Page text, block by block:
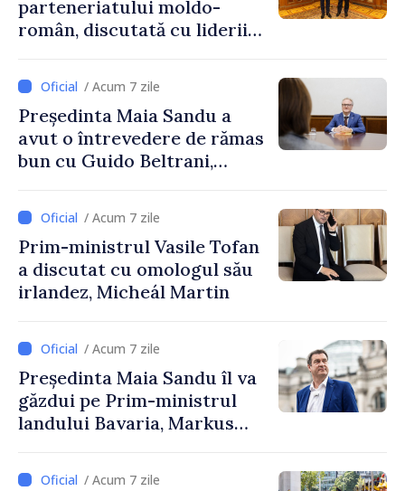
parteneriatului moldo-
român, discutată cu liderii
/ Acum 7 zile
Președinta Maia Sandu a
avut o întrevedere de rămas
bun cu Guido Beltrani,
Cooperare al Elveției în
Republica Moldova
/ Acum 7 zile
Prim-ministrul Vasile Tofan
a discutat cu omologul său
irlandez, Micheál Martin
/ Acum 7 zile
Președinta Maia Sandu îl va
găzdui pe Prim-ministrul
landului Bavaria, Markus
/ Acum 7 zile